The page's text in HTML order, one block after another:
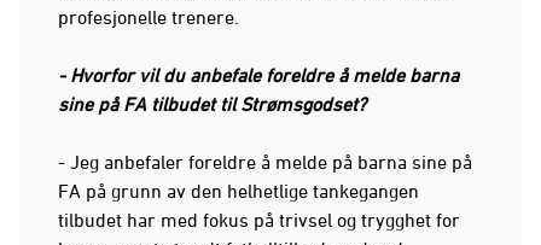
profesjonelle trenere.
- Hvorfor vil du anbefale foreldre å melde barna
sine på FA tilbudet til Strømsgodset?
- Jeg anbefaler foreldre å melde på barna sine på
FA på grunn av den helhetlige tankegangen
tilbudet har med fokus på trivsel og trygghet for